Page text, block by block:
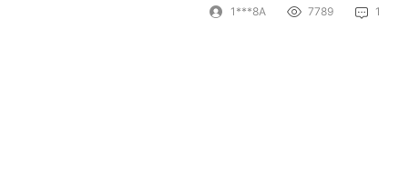
1***8A 7789 1